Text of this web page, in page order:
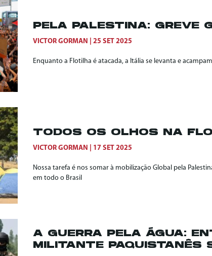
PELA PALESTINA: GREVE
VICTOR GORMAN 25 SET 2025
Enquanto a Flotilha é atacada, a Itália se levanta e
TODOS OS OLHOS NA
VICTOR GORMAN 17 SET 2025
Nossa tarefa é nos somar à mobilização Global pela
em todo o Brasil
A GUERRA PELA ÁGUA:
MILITANTE PAQUISTANÊS